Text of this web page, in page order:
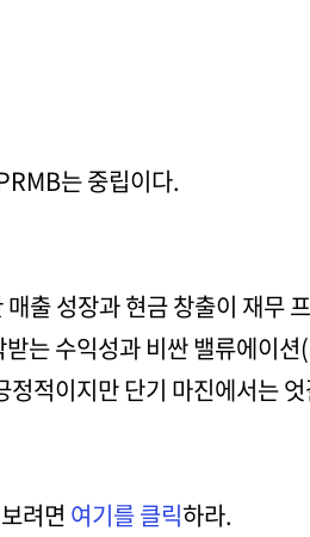
는 중립이다.
출 성장과 현금 창출이 재무
는 수익성과 비싼 밸류에이
적이지만 단기 마진에서는
려면 여기를 클릭하라.